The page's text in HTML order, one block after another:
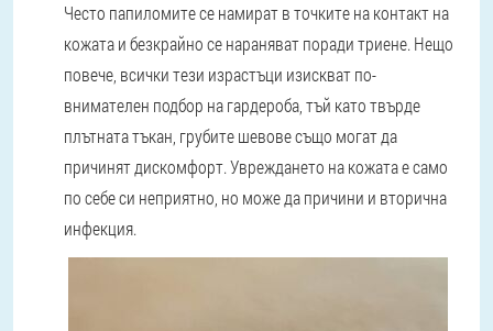
Често папиломите се намират в точките на контакт на
кожата и безкрайно се нараняват поради триене. Нещо
повече, всички тези израстъци изискват по-
внимателен подбор на гардероба, тъй като твърде
плътната тъкан, грубите шевове също могат да
причинят дискомфорт. Увреждането на кожата е само
по себе си неприятно, но може да причини и вторична
инфекция.